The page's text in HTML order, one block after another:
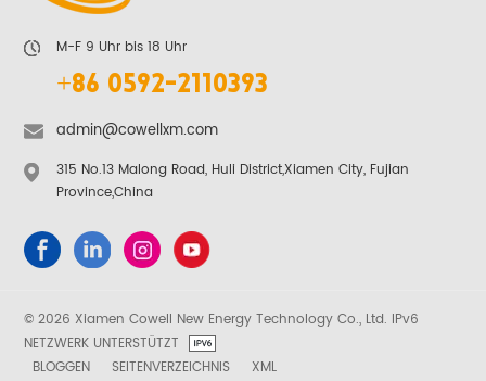
M-F 9 Uhr bis 18 Uhr
+86 0592-2110393
admin@cowellxm.com
315 No.13 Malong Road, Huli District,Xiamen City, Fujian
Province,China
© 2026 Xiamen Cowell New Energy Technology Co., Ltd. IPv6
NETZWERK UNTERSTÜTZT
BLOGGEN
SEITENVERZEICHNIS
XML